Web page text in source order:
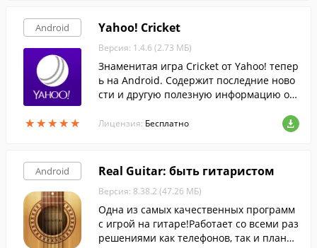
Android
★★★★★
★★★★★
Yahoo! Cricket
Версия: 1.4.6 (2.73 МБ)
Знаменитая игра Cricket от Yahoo! тепер
ь на Android. Содержит последние ново
сти и другую полезную информацию об
Лицензия: Бесплатно
Android Real Guitar: быть гитаристом
Версия: 8.38.2 (47.26 МБ)
Одна из самых качественных программ
с игрой на гитаре!Работает со всеми раз
решениями как телефонов, так и планш